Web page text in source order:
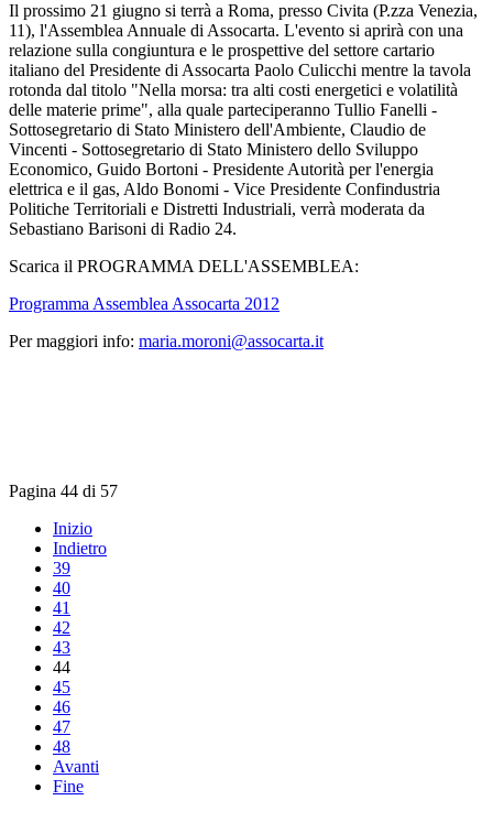
Il prossimo 21 giugno si terrà a Roma, presso Civita (P.zza Venezia,
11), l'Assemblea Annuale di Assocarta. L'evento si aprirà con una
relazione sulla congiuntura e le prospettive del settore cartario
italiano del Presidente di Assocarta Paolo Culicchi mentre la tavola
rotonda dal titolo "Nella morsa: tra alti costi energetici e volatilità
delle materie prime", alla quale parteciperanno Tullio Fanelli -
Sottosegretario di Stato Ministero dell'Ambiente, Claudio de
Vincenti - Sottosegretario di Stato Ministero dello Sviluppo
Economico, Guido Bortoni - Presidente Autorità per l'energia
elettrica e il gas, Aldo Bonomi - Vice Presidente Confindustria
Politiche Territoriali e Distretti Industriali, verrà moderata da
Sebastiano Barisoni di Radio 24.
Scarica il PROGRAMMA DELL'ASSEMBLEA:
Programma Assemblea Assocarta 2012
Per maggiori info: maria.moroni@assocarta.it
Pagina 44 di 57
Inizio
Indietro
39
40
41
42
43
44
45
46
47
48
Avanti
Fine